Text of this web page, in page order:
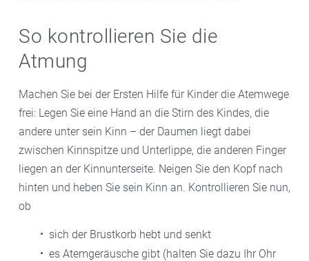
So kontrollieren Sie die
Atmung
Machen Sie bei der Ersten Hilfe für Kinder die Atemwege
frei: Legen Sie eine Hand an die Stirn des Kindes, die
andere unter sein Kinn – der Daumen liegt dabei
zwischen Kinnspitze und Unterlippe, die anderen Finger
liegen an der Kinnunterseite. Neigen Sie den Kopf nach
hinten und heben Sie sein Kinn an. Kontrollieren Sie nun,
ob
sich der Brustkorb hebt und senkt
es Atemgeräusche gibt (halten Sie dazu Ihr Ohr